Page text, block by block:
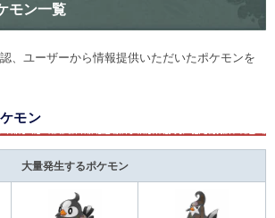
モン一覧
、ユーザーから情報提供いただいたポケモンを
モン
大量発生するポケモン